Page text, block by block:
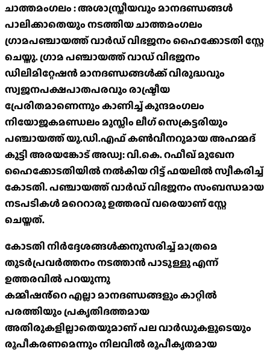
ചാത്തമംഗലം : അശാസ്ത്രീയവും മാനദണ്ഡങ്ങൾ
പാലിക്കാതെയും നടത്തിയ ചാത്തമംഗലം
ഗ്രാമപഞ്ചായത്ത് വാർഡ് വിഭജനം ഹൈക്കോടതി സ്റ്റേ
ചെയ്തു. ഗ്രാമ പഞ്ചായത്ത് വാഡ് വിഭജനം
ഡിലിമിറ്റേഷൻ മാനദണ്ഡങ്ങൾക്ക് വിരുദ്ധവും
സ്വജനപക്ഷപാതപരവും രാഷ്ട്രീയ
പ്രേരിതമാണെന്നും കാണിച്ച് കുന്ദമംഗലം
നിയോജകമണ്ഡലം മുസ്ലിം ലീഗ് സെക്രട്ടരിയും
പഞ്ചായത്ത് യു.ഡി.എഫ് കൺവീനറുമായ അഹമ്മദ്
കുട്ടി അരയങ്കോട് അഡ്വ: വി.കെ. റഫീഖ് മുഖേന
ഹൈക്കോടതിയിൽ നൽകിയ റിട്ട് ഫയലിൽ സ്വീകരിച്ച്
കോടതി. പഞ്ചായത്ത് വാർഡ് വിഭജനം സംബന്ധമായ
നടപടികൾ മറെറാരു ഉത്തരവ് വരെയാണ് സ്റ്റേ
ചെയ്തത്.
കോടതി നിർദ്ദേശങ്ങൾക്കനുസരിച്ച് മാത്രമെ
തുടർപ്രവർത്തനം നടത്താൻ പാടുള്ളു എന്ന്
ഉത്തരവിൽ പറയുന്നു
കമ്മീഷൻ്റെ എല്ലാ മാനദണ്ഡങ്ങളും കാറ്റിൽ
പരത്തിയും പ്രകൃതിദത്തമായ
അതിരുകളില്ലാതെയുമാണ് പല വാർഡുകളുടെയും
രൂപീകരണമെന്നും നിലവിൽ രൂപീകൃതമായ